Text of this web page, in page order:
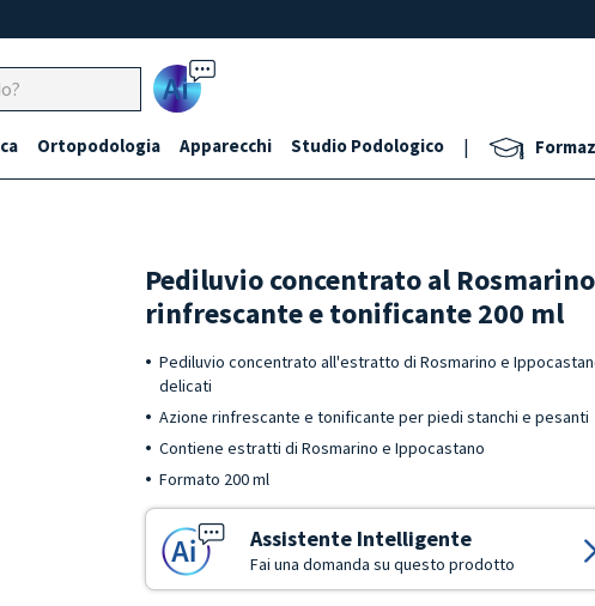
Ai
Ortopodologia Apparecchi Studio Podologico |
Pediluvio concentrato al
rinfrescante e tonificante 200 ml
Pediluvio concentrato all'estratto di Rosmarino e
delicati
Azione rinfrescante e tonificante per piedi stanchi e pesanti
Contiene estratti di Rosmarino e Ippocastano
Formato 200 ml
Assistente Intelligente
Fai una domanda su questo prodotto